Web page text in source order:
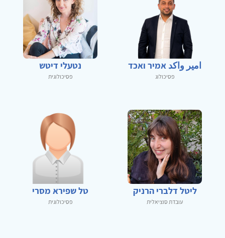
امير واكد אמיר ואכד
פסיכולוג
נטעלי דיטש
פסיכולוגית
ליטל דלברי הרניק
עובדת סוציאלית
טל שפירא מסרי
פסיכולוגית